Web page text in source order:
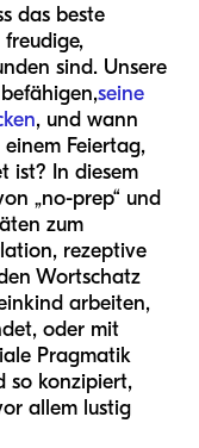
das beste
sind. Unsere
seine
, und wann
Feiertag,
ist? In diesem
„no-prep“ und
zum
rezeptive
Wortschatz
arbeiten,
oder mit
Pragmatik
so konzipiert,
allem lustig